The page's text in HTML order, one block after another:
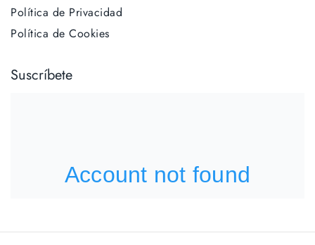
Política de Privacidad
Política de Cookies
Suscríbete